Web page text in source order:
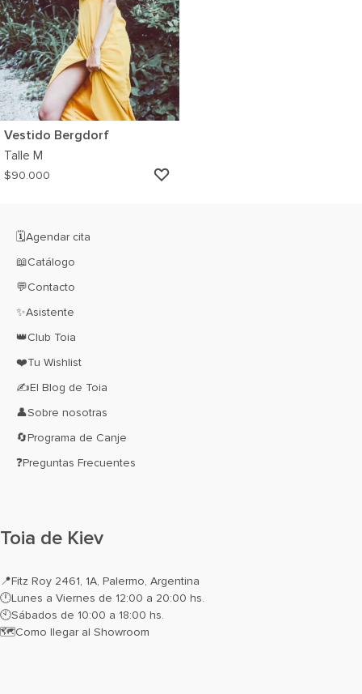
Vestido Bergdorf
Talle M
$90.000
🗓️Agendar cita
📖Catálogo
💬Contacto
✨Asistente
👑Club Toia
❤️Tu Wishlist
✍El Blog de Toia
👤Sobre nosotras
🔄Programa de Canje
❓Preguntas Frecuentes
Toia de Kiev
📍Fitz Roy 2461, 1A, Palermo, Argentina
🕛Lunes a Viernes de 12:00 a 20:00 hs.
🕙Sábados de 10:00 a 18:00 hs.
🗺️Como llegar al Showroom